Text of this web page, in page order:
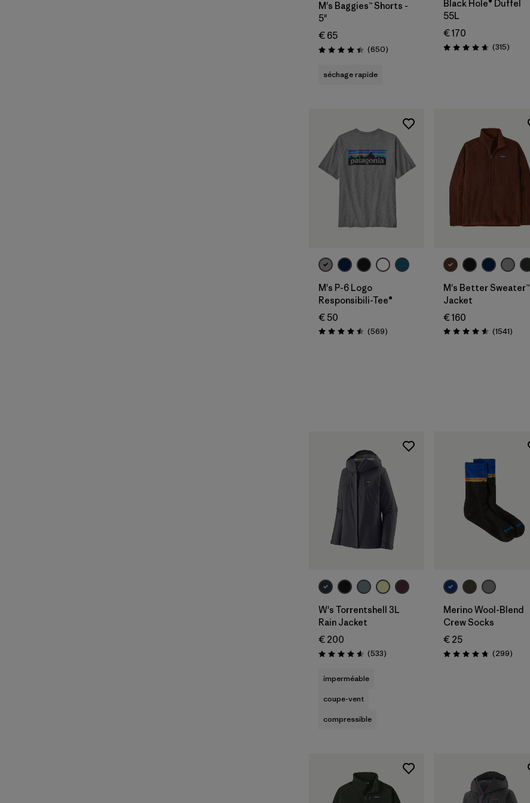
M's Baggies™ Shorts -
5"
€ 65
Évaluation: 4.4 / 5
(650Avis
)
séchage rapide
Black Hole® Duffel
55L
€ 170
Évaluation: 4.7 / 5
(315Avis
)
M's P-6 Logo
Responsibili-Tee®
€ 50
Évaluation: 4.5 / 5
(569Avis
)
M's Better Sweater™
Jacket
€ 160
Évaluation: 4.6 / 5
(1541Avis
)
W's Torrentshell 3L
Rain Jacket
€ 200
Évaluation: 4.6 / 5
(533Avis
)
imperméable
coupe-vent
compressible
Merino Wool-Blend
Crew Socks
€ 25
Évaluation: 4.7 / 5
(299Avis
)